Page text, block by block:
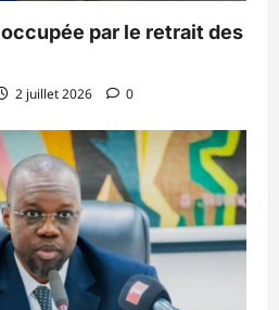
par le retrait des
2 juillet 2026 0